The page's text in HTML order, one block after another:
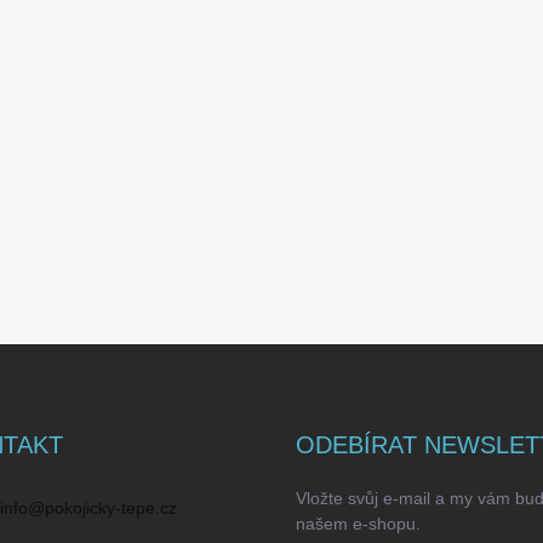
info@pokojicky-tepe.cz
ODEBÍRAT
Vložte svůj e-mail a my vám
našem e-shopu.